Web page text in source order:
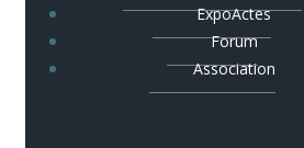
ExpoActes
Forum
Association